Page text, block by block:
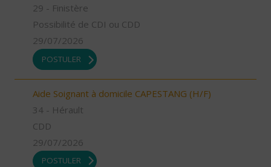
29 - Finistère
Possibilité de CDI ou CDD
29/07/2026
POSTULER
Aide Soignant à domicile CAPESTANG (H/F)
34 - Hérault
CDD
29/07/2026
POSTULER